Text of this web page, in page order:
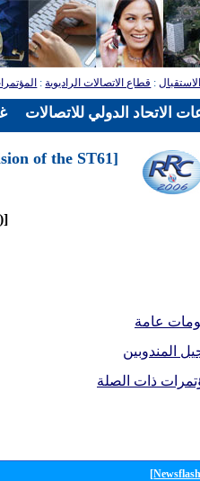
: قطاع الاتصالات الراديوية:
of the ST61
15 May-16 June 2006)]
عامة
المندوبين
ذات الصلة
الاتحاد الدولي للاتصالات